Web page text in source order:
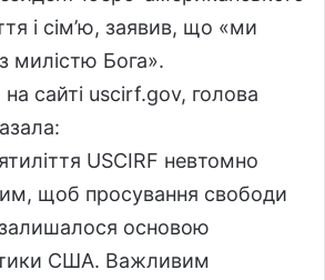
і сім’ю, заявив, що «ми
милістю Бога».
сайті uscirf.gov, голова
USCIRF невтомно
щоб просування свободи
залишалося основою
США. Важливим